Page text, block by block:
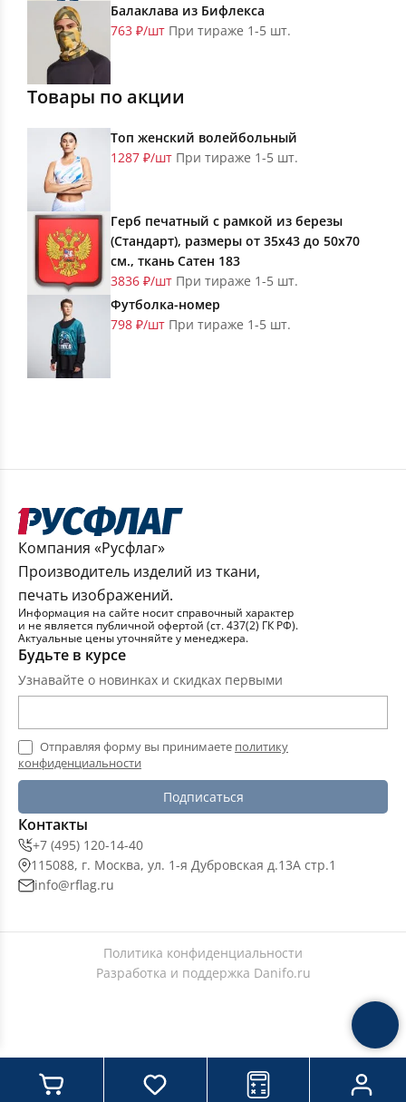
Балаклава из Бифлекса
763 ₽/шт При тираже 1-5 шт.
Товары по акции
Топ женский волейбольный
1287 ₽/шт При тираже 1-5 шт.
Герб печатный с рамкой из березы
(Стандарт), размеры от 35х43 до 50х70
см., ткань Сатен 183
3836 ₽/шт При тираже 1-5 шт.
Футболка-номер
798 ₽/шт При тираже 1-5 шт.
Компания «Русфлаг»
Производитель изделий из ткани,
печать изображений.
Информация на сайте носит справочный характер
и не является публичной офертой (ст. 437(2) ГК РФ).
Актуальные цены уточняйте у менеджера.
Будьте в курсе
Узнавайте о новинках и скидках первыми
Отправляя форму вы принимаете политику
конфиденциальности
Подписаться
Контакты
+7 (495) 120-14-40
115088, г. Москва, ул. 1-я Дубровская д.13А стр.1
info@rflag.ru
Политика конфиденциальности
Разработка и поддержка Danifo.ru